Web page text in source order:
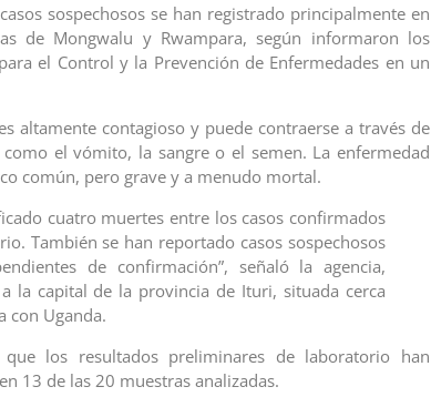
sospechosos se han registrado principalmente en
de Mongwalu y Rwampara, según informaron los
el Control y la Prevención de Enfermedades en un
altamente contagioso y puede contraerse a través de
el vómito, la sangre o el semen. La enfermedad
común, pero grave y a menudo mortal.
cuatro muertes entre los casos confirmados
También se han reportado casos sospechosos
de confirmación”, señaló la agencia,
la capital de la provincia de Ituri, situada cerca
con Uganda.
que los resultados preliminares de laboratorio han
13 de las 20 muestras analizadas.